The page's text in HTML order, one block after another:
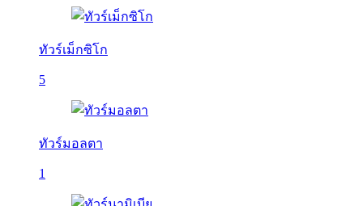
ทัวร์เม็กซิโก
5
ทัวร์มอลตา
1